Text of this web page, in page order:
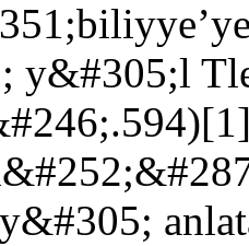
y&#305;l